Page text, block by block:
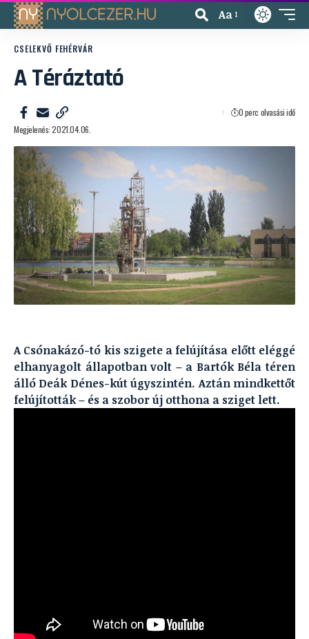
Aa
CSELEKVŐ FEHÉRVÁR
A Téráztató
Megjelenés: 2021.04.06.
0 perc olvasási idő
A Csónakázó-tó kis szigete a felújítása előtt eléggé
elhanyagolt állapotban volt – a Bartók Béla téren
álló Deák Dénes-kút úgyszintén. Aztán mindkettőt
felújították – és a szobor új otthona a sziget lett.